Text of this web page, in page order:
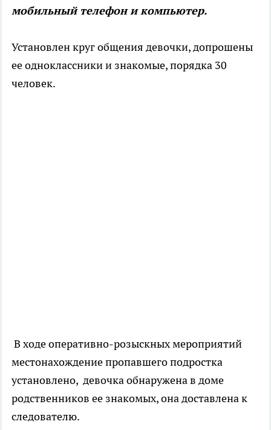
мобильный телефон и компьютер.
Установлен круг общения девочки, допрошены
ее одноклассники и знакомые, порядка 30
человек.
В ходе оперативно-розыскных мероприятий
местонахождение пропавшего подростка
установлено, девочка обнаружена в доме
родственников ее знакомых, она доставлена к
следователю.